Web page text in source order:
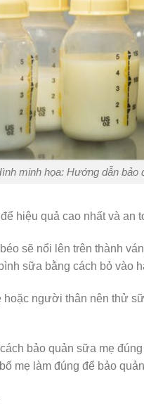
minh họa: Hướng dẫn bảo
hiệu quả cao nhất và an
sẽ nổi lên trên thành
sữa bằng cách bỏ vào
người thân nên thử
bảo quản sữa mẹ
mẹ làm đúng để bảo